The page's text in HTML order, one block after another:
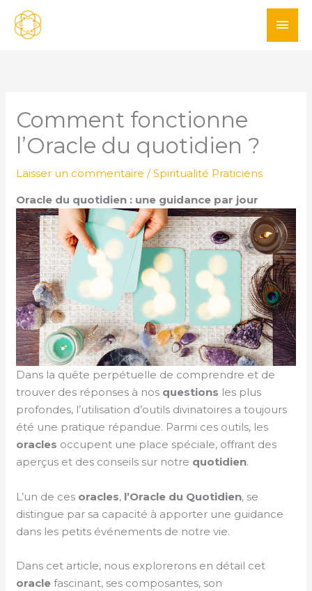
Aller
contenu
Comment fonctionne
l’Oracle du quotidien ?
Laisser un commentaire /Spiritualité Praticiens
Oracle du quotidien : une guidance par jour
Dans la quête perpétuelle de comprendre et de
trouver des réponses à nos questions les plus
profondes, l’utilisation d’outils divinatoires a toujours
été une pratique répandue. Parmi ces outils, les
oracles occupent une place spéciale, offrant des
aperçus et des conseils sur notre quotidien.
L’un de ces oracles, l’Oracle du Quotidien, se
distingue par sa capacité à apporter une guidance
dans les petits événements de notre vie.
Dans cet article, nous explorerons en détail cet
oracle fascinant, ses composantes, son